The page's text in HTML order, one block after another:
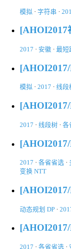
模拟 · 字符串 ·
[AHOI2017
2017 · 安徽 · 最短
模拟 · 2017 · 线段
2017 · 线段树 · 各
2017 · 各省省选 ·
变换 NTT
动态规划 DP ·
2017 · 各省省选 ·